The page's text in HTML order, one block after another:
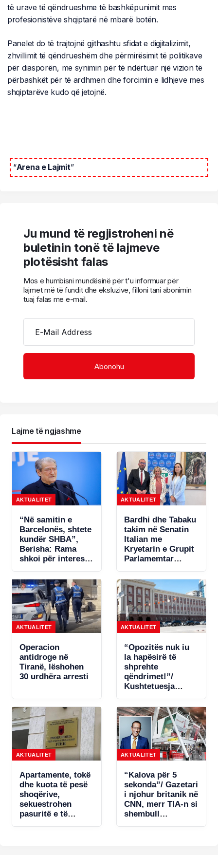
të urave të qëndrueshme të bashkëpunimit mes
profesionistëve shqiptarë në mbarë botën.
Panelet do të trajtojnë gjithashtu sfidat e digjitalizimit,
zhvillimit të qëndrueshëm dhe përmirësimit të politikave
për diasporën, me synimin për të ndërtuar një vizion të
përbashkët për të ardhmen dhe forcimin e lidhjeve mes
shqiptarëve kudo që jetojnë.
“Arena e Lajmit”
Ju mund të regjistroheni në
buletinin tonë të lajmeve
plotësisht falas
Mos e humbisni mundësinë për t'u informuar për
lajmet më të fundit dhe eksluzive, filloni tani abonimin
tuaj falas me e-mail.
E-Mail Address
Lajme të ngjashme
AKTUALITET
“Në samitin e
Barcelonës, shtete
kundër SHBA”,
Berisha: Rama
shkoi për interesa
AKTUALITET
Bardhi dhe Tabaku
takim në Senatin
Italian me
Kryetarin e Grupit
Parlamemtar
europian jo slogan
politik, por proces
që kërkon reforma
të thella dhe
standarde
AKTUALITET
Operacion
antidroge në
Tiranë, lëshohen
30 urdhëra arresti
AKTUALITET
“Opozitës nuk iu
la hapësirë të
shprehte
qëndrimet!”/
Kushtetuesja
vendimin, i hapet
rrugë diskutimeve
për ndryshimin e
Rregullores së
Kuvendit
AKTUALITET
Apartamente, tokë
dhe kuota të pesë
shoqërive,
sekuestrohen
pasuritë e të
AKTUALITET
“Kalova për 5
sekonda”/ Gazetari
i njohur britanik në
CNN, merr TIA-n si
shembull